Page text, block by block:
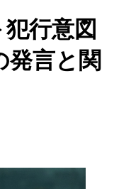
行意図
発言と関